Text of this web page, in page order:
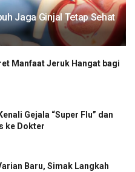
Jaga Ginjal Tetap Sehat
Manfaat Jeruk Hangat bagi
Gejala “Super Flu” dan
ke Dokter
Baru, Simak Langkah